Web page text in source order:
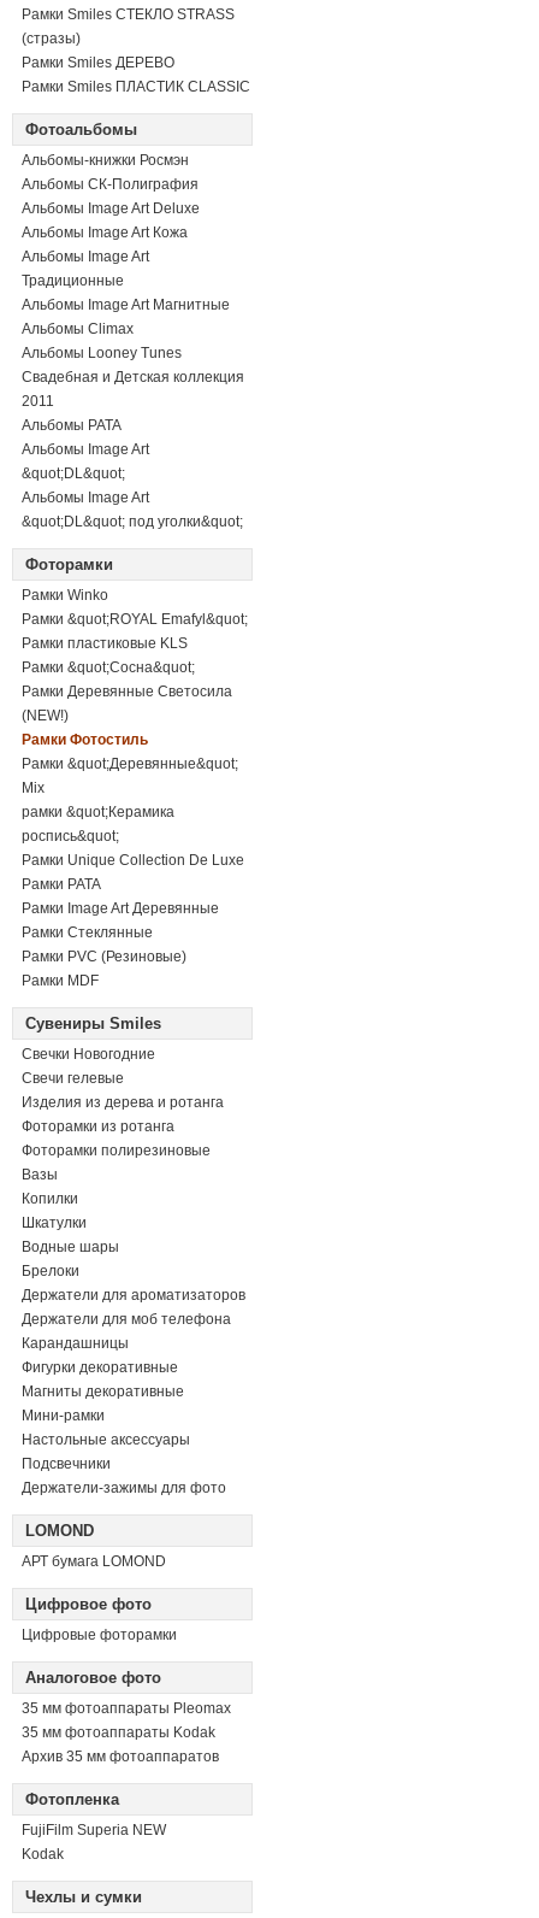
Рамки Smiles СТЕКЛО STRASS
(стразы)
Рамки Smiles ДЕРЕВО
Рамки Smiles ПЛАСТИК CLASSIC
Фотоальбомы
Альбомы-книжки Росмэн
Альбомы СК-Полиграфия
Альбомы Image Art Deluxe
Альбомы Image Art Кожа
Альбомы Image Art
Традиционные
Альбомы Image Art Магнитные
Альбомы Climax
Альбомы Looney Tunes
Свадебная и Детская коллекция
2011
Альбомы PATA
Альбомы Image Art
&quot;DL&quot;
Альбомы Image Art
&quot;DL&quot; под уголки&quot;
Фоторамки
Рамки Winko
Рамки &quot;ROYAL Emafyl&quot;
Рамки пластиковые KLS
Рамки &quot;Сосна&quot;
Рамки Деревянные Светосила
(NEW!)
Рамки Фотостиль
Рамки &quot;Деревянные&quot;
Mix
рамки &quot;Керамика
роспись&quot;
Рамки Unique Collection De Luxe
Рамки PATA
Рамки Image Art Деревянные
Рамки Стеклянные
Рамки PVC (Резиновые)
Рамки MDF
Сувениры Smiles
Свечки Новогодние
Свечи гелевые
Изделия из дерева и ротанга
Фоторамки из ротанга
Фоторамки полирезиновые
Вазы
Копилки
Шкатулки
Водные шары
Брелоки
Держатели для ароматизаторов
Держатели для моб телефона
Карандашницы
Фигурки декоративные
Магниты декоративные
Мини-рамки
Настольные аксессуары
Подсвечники
Держатели-зажимы для фото
LOMOND
АРТ бумага LOMOND
Цифровое фото
Цифровые фоторамки
Аналоговое фото
35 мм фотоаппараты Pleomax
35 мм фотоаппараты Kodak
Архив 35 мм фотоаппаратов
Фотопленка
FujiFilm Superia NEW
Kodak
Чехлы и сумки